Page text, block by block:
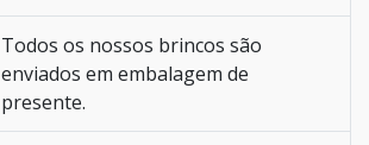
Todos os nossos brincos são
enviados em embalagem de
presente.